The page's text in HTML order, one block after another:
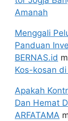
Amanah
Menggali
Panduan
BERNAS.id
Kos-kosan
Apakah
Dan Hemat
ARFATAMA